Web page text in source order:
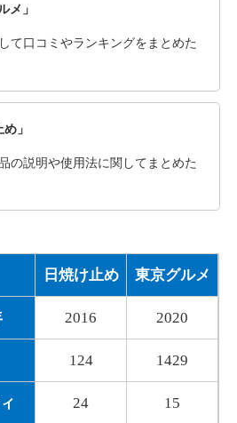
詳細を見る
詳細を見る
詳細を見る
メ」
て口コミやランキングをまとめた
」
の説明や使用法に関してまとめた
日焼け止め 東京グルメ
2016 2020
124 1429
24 15